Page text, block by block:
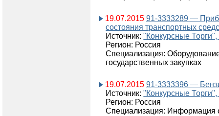
19.07.2015 91-3333289 —
состояния транспортных
Источник:"Конкурсные Торги",
Регион: Россия
Специализация:
государственных закупках
19.07.2015 91-3333396 —
Источник:"Конкурсные Торги",
Регион: Россия
Специализация: Информация